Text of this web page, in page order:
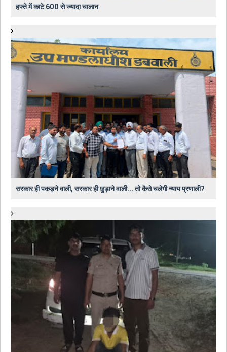
हफ्ते में काटे 600 से ज्यादा चालान
सरकार ही पकड़ने वाली, सरकार ही छुड़ाने वाली... तो कैसे चलेगी न्याय प्रणाली?